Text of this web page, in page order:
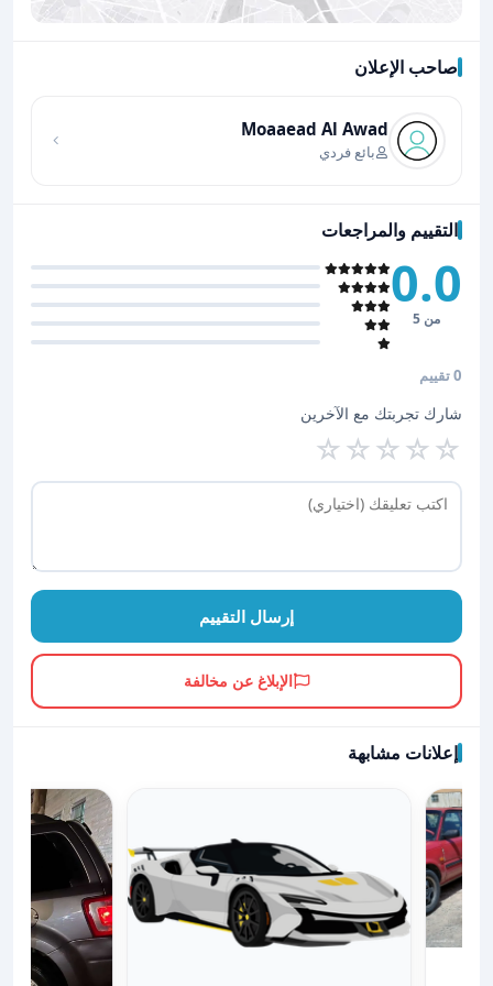
صاحب الإعلان
Moaaead Al Awad
بائع فردي
التقييم والمراجعات
0.0
من 5
0 تقييم
شارك تجربتك مع الآخرين
☆
☆
☆
☆
☆
إرسال التقييم
الإبلاغ عن مخالفة
إعلانات مشابهة